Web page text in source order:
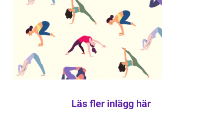
Läs fler inlägg här